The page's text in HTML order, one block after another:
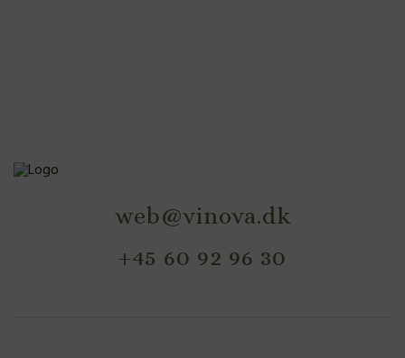
web@vinova.dk
+45 60 92 96 30